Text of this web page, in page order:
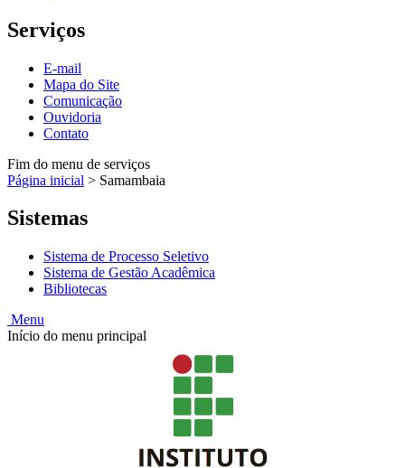
Serviços
E-mail
Mapa do Site
Comunicação
Ouvidoria
Contato
Fim do menu de serviços
Página inicial > Samambaia
Sistemas
Sistema de Processo Seletivo
Sistema de Gestão Acadêmica
Bibliotecas
Menu
Início do menu principal